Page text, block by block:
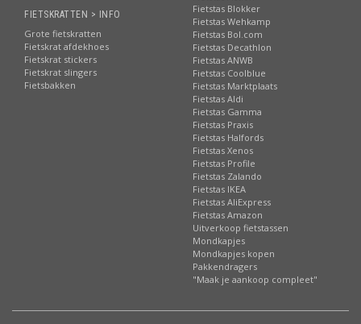
FIETSKRATTEN > INFO
Grote fietskratten
Fietskrat afdekhoes
Fietskrat stickers
Fietskrat slingers
Fietsbakken
Fietstas Blokker
Fietstas Wehkamp
Fietstas Bol.com
Fietstas Decathlon
Fietstas ANWB
Fietstas Coolblue
Fietstas Marktplaats
Fietstas Aldi
Fietstas Gamma
Fietstas Praxis
Fietstas Halfords
Fietstas Xenos
Fietstas Profile
Fietstas Zalando
Fietstas IKEA
Fietstas AliExpress
Fietstas Amazon
Uitverkoop fietstassen
Mondkapjes
Mondkapjes kopen
Pakkendragers
"Maak je aankoop compleet"